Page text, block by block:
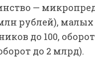
—
млн рублей),
до 100,
до 2 млрд).